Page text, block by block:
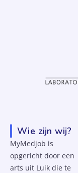
Wie zijn wij?
MyMedjob is
opgericht door een
arts uit Luik die te